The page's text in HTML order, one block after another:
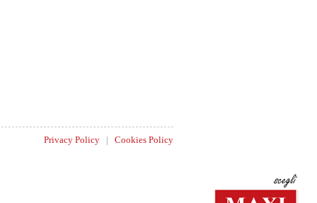
Privacy Policy | Cookies Policy